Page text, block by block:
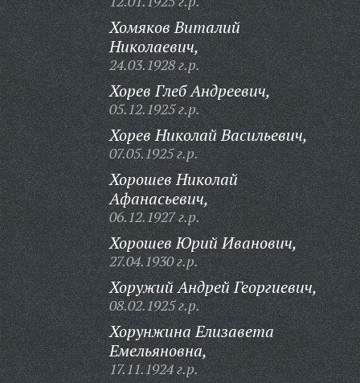
Хомяков Виталий
Николаевич,
24.03.1928 г.р.
Хорев Глеб Андреевич,
05.12.1925 г.р.
Хорев Николай Васильевич,
07.05.1925 г.р.
Хорошев Николай
Афанасьевич,
06.12.1927 г.р.
Хорошев Юрий Иванович,
27.04.1930 г.р.
Хоружий Андрей Георгиевич,
08.02.1925 г.р.
Хорунжина Елизавета
Емельяновна,
17.11.1924 г.р.